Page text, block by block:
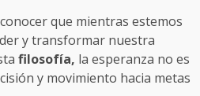
que mientras estemos
y transformar nuestra
filosofía, la esperanza no es
y movimiento hacia metas